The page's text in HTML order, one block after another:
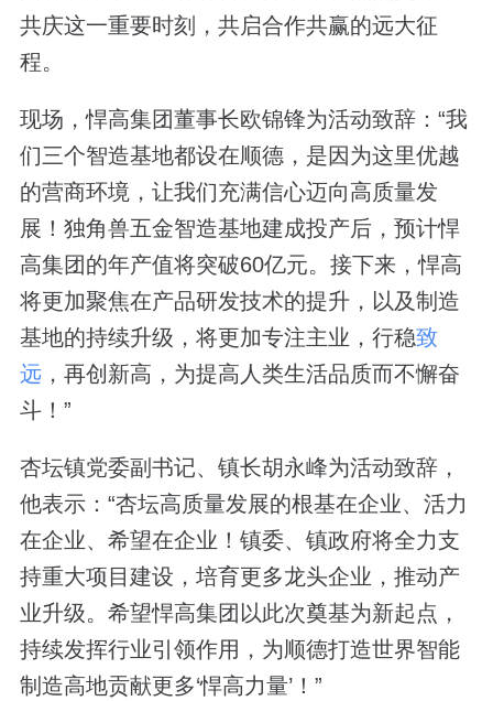
共庆这一重要时刻，共启合作共赢的远大征
程。
现场，悍高集团董事长欧锦锋为活动致辞：“我
们三个智造基地都设在顺德，是因为这里优越
的营商环境，让我们充满信心迈向高质量发
展！独角兽五金智造基地建成投产后，预计悍
高集团的年产值将突破60亿元。接下来，悍高
将更加聚焦在产品研发技术的提升，以及制造
基地的持续升级，将更加专注主业，行稳致
远，再创新高，为提高人类生活品质而不懈奋
斗！”
杏坛镇党委副书记、镇长胡永峰为活动致辞，
他表示：“杏坛高质量发展的根基在企业、活力
在企业、希望在企业！镇委、镇政府将全力支
持重大项目建设，培育更多龙头企业，推动产
业升级。希望悍高集团以此次奠基为新起点，
持续发挥行业引领作用，为顺德打造世界智能
制造高地贡献更多‘悍高力量’！”